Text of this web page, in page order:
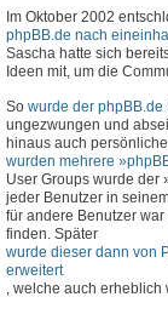
Im Oktober 2002
phpBB.de nach
Sascha hatte sich
Ideen mit, um die
So wurde der
ungezwungen und
hinaus auch
wurden mehrere
User Groups wurde der
jeder Benutzer in
für andere Benutzer
finden. Später
wurde dieser dann von
erweitert
, welche auch erheblich